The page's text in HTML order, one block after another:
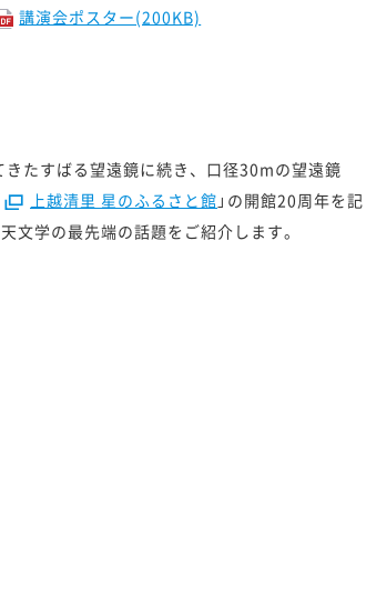
講演会ポスター(200KB)
たすばる望遠鏡に続き、口径30mの望遠鏡
上越清里 星のふるさと館 」の開館20周年を記
文学の最先端の話題をご紹介します。